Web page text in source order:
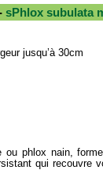
sPhlox subulata
jusqu’à 30cm
ou phlox nain,
qui